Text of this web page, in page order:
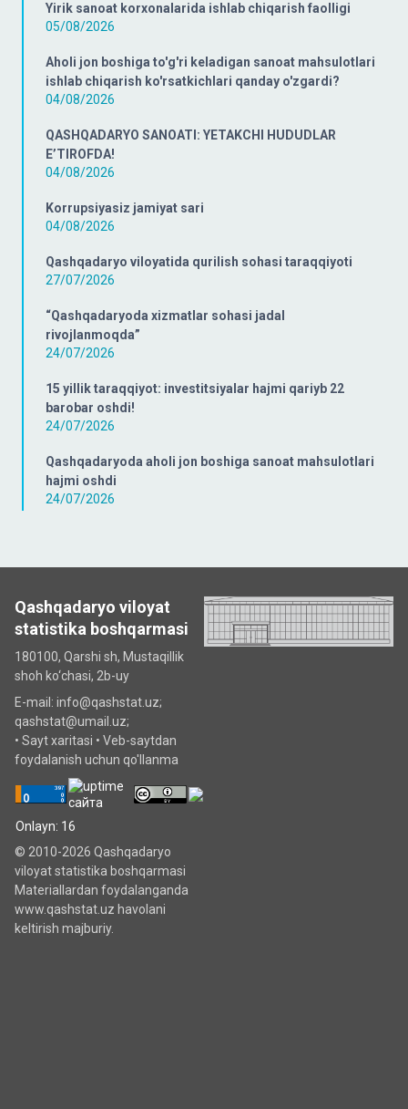
Yirik sanoat korxonalarida ishlab chiqarish faolligi
05/08/2026
Aholi jon boshiga to'g'ri keladigan sanoat mahsulotlari
ishlab chiqarish ko'rsatkichlari qanday o'zgardi?
04/08/2026
QASHQADARYO SANOATI: YETAKCHI HUDUDLAR
E’TIROFDA!
04/08/2026
Korrupsiyasiz jamiyat sari
04/08/2026
Qashqadaryo viloyatida qurilish sohasi taraqqiyoti
27/07/2026
“Qashqadaryoda xizmatlar sohasi jadal
rivojlanmoqda”
24/07/2026
15 yillik taraqqiyot: investitsiyalar hajmi qariyb 22
barobar oshdi!
24/07/2026
Qashqadaryoda aholi jon boshiga sanoat mahsulotlari
hajmi oshdi
24/07/2026
Qashqadaryo viloyat
statistika boshqarmasi
180100, Qarshi sh, Mustаqillik
shoh ko‘chаsi, 2b-uy
E-mail: info@qashstat.uz;
qashstat@umail.uz;
• Sayt xaritasi • Veb-saytdan
foydalanish uchun qo'llanma
Onlayn: 16
© 2010-2026 Qashqadaryo
viloyat statistika boshqarmasi
Materiallardan foydalanganda
www.qashstat.uz havolani
keltirish majburiy.